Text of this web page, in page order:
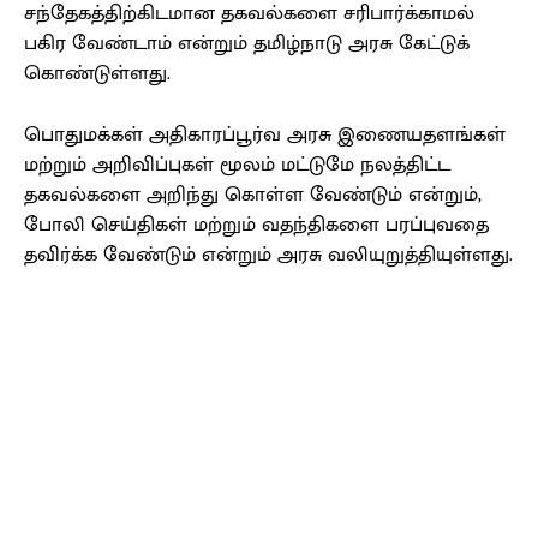
சந்தேகத்திற்கிடமான தகவல்களை சரிபார்க்காமல்
பகிர வேண்டாம் என்றும் தமிழ்நாடு அரசு கேட்டுக்
கொண்டுள்ளது.
பொதுமக்கள் அதிகாரப்பூர்வ அரசு இணையதளங்கள்
மற்றும் அறிவிப்புகள் மூலம் மட்டுமே நலத்திட்ட
தகவல்களை அறிந்து கொள்ள வேண்டும் என்றும்,
போலி செய்திகள் மற்றும் வதந்திகளை பரப்புவதை
தவிர்க்க வேண்டும் என்றும் அரசு வலியுறுத்தியுள்ளது.